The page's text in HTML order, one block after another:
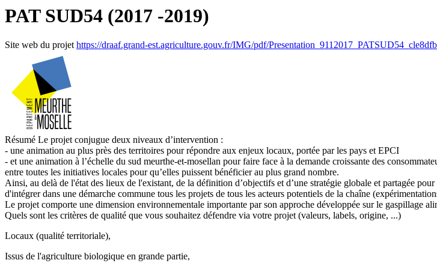
PAT SUD54 (2017 -2019)
Site web du projet https://draaf.grand-est.agriculture.gouv.fr/IMG/pdf/
Résumé Le projet conjugue deux niveaux d’intervention :
- une animation au plus près des territoires pour répondre aux enjeux locaux, portée par les pays et EPCI
- et une animation à l’échelle du sud meurthe-et-mosellan pour faire face à la demande croissante des
entre toutes les initiatives locales pour qu’elles puissent bénéficier au plus grand nombre.
Ainsi, au delà de l'état des lieux de l'existant, de la définition d’objectifs et d’une stratégie globale et partagée
d'intégrer dans une démarche commune tous les projets de tous les acteurs potentiels de la chaîne
Le projet comporte une dimension environnementale importante par son approche développée sur le gaspillage
Quels sont les critères de qualité que vous souhaitez défendre via votre projet (valeurs, labels, origine, ...)
Locaux (qualité territoriale),
Issus de l'agriculture biologique en grande partie,